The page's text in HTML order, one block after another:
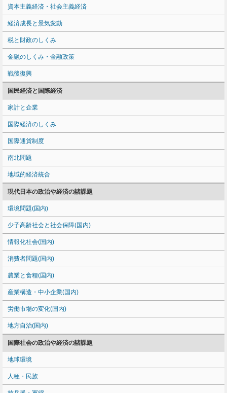
資本主義経済・社会主義経済
経済成長と景気変動
税と財政のしくみ
金融のしくみ・金融政策
戦後復興
国民経済と国際経済
家計と企業
国際経済のしくみ
国際通貨制度
南北問題
地域的経済統合
現代日本の政治や経済の諸課題
環境問題(国内)
少子高齢社会と社会保障(国内)
情報化社会(国内)
消費者問題(国内)
農業と食糧(国内)
産業構造・中小企業(国内)
労働市場の変化(国内)
地方自治(国内)
国際社会の政治や経済の諸課題
地球環境
人種・民族